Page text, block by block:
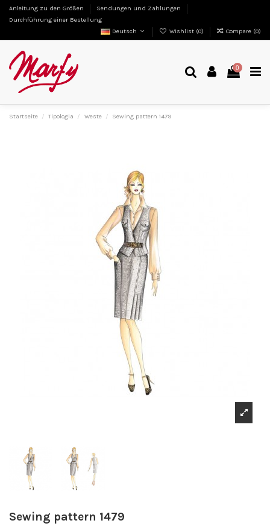
Anleitung zu den Größen
Sendungen und Zahlungen
Durchführung einer Bestellung
Deutsch
Wishlist (0) Compare (0)
0
Startseite Tipologia Weste Sewing pattern 1479
Sewing pattern 1479